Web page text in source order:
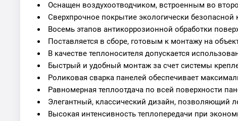
Оснащен воздухоотводчиком, встроенным во
Сверхпрочное покрытие экологически безопасной
Восемь этапов антикоррозионной обработки
Поставляется в сборе, готовым к монтажу на
В качестве теплоносителя допускается
Быстрый и удобный монтаж за счет системы
Роликовая сварка панелей обеспечивает
Равномерная теплоотдача по всей поверхности
Элегантный, классический дизайн, позволяющий
Высокая интенсивность теплопередачи при